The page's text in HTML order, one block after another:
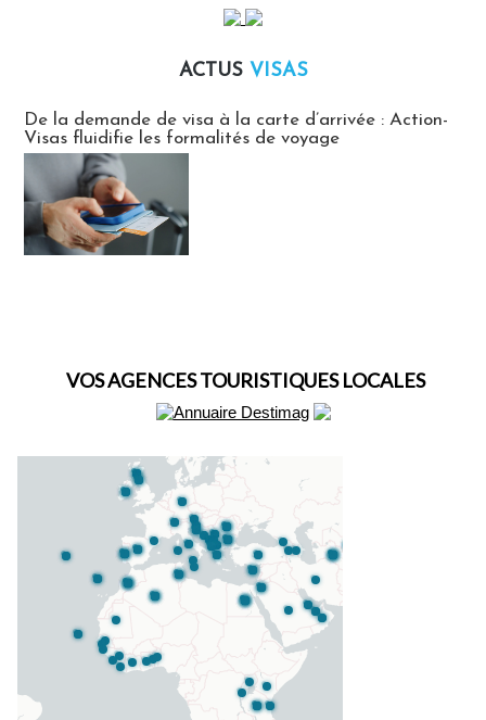
ACTUS VISAS
De la demande de visa à la carte d’arrivée : Action-
Visas fluidifie les formalités de voyage
VOS AGENCES TOURISTIQUES LOCALES